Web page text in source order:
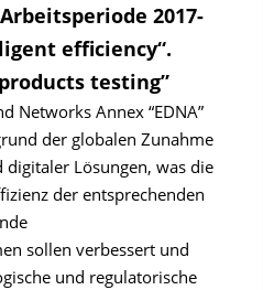
2017-
efficiency“.
testing”
Networks Annex “EDNA”
der globalen Zunahme
Lösungen, was die
der entsprechenden
sollen verbessert und
und regulatorische